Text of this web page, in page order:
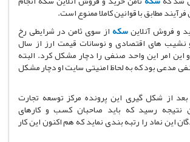
مطابق با قوانین کاملا ممنوع است.
و فروش آنلاینسکهاز سوی ثامن در شرایطی رخ
نشیب های اقتصادی و نوسانات قیمت ارز از سال
امر این واحد صنفی را دچار مشکل کرد. البته
مدعی بود که به لحاظ امنیتی سایت او دچار مشکل
از شکل گیری این پرونده مرکز توسعه تجارت
نتیجه رسید که باید صاحبان کسب و کارهای
این نماد را رتبه بندی نماید که هم اکنون این کار